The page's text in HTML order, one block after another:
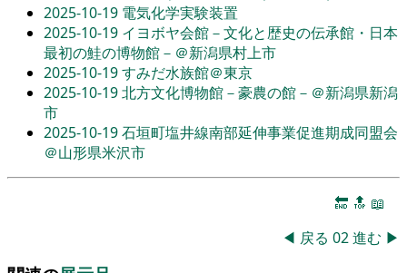
2025-10-19 電気化学実験装置
2025-10-19 イヨボヤ会館－文化と歴史の伝承館・日本
最初の鮭の博物館－＠新潟県村上市
2025-10-19すみだ水族館＠東京
2025-10-19北方文化博物館－豪農の館－＠新潟県新潟
市
2025-10-19石垣町塩井線南部延伸事業促進期成同盟会
＠山形県米沢市
🔚 🔝 📖
◀ 戻る 02進む ▶